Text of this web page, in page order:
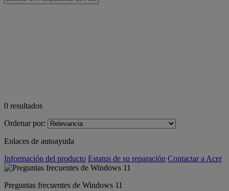
0 resultados
Ordenar por:
Enlaces de autoayuda
Información del producto Estatus de su reparación Contactar a Acer
Preguntas frecuentes de Windows 11